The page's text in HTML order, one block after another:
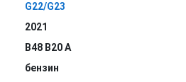
G22/G23
2021
B48 B20 A
бензин